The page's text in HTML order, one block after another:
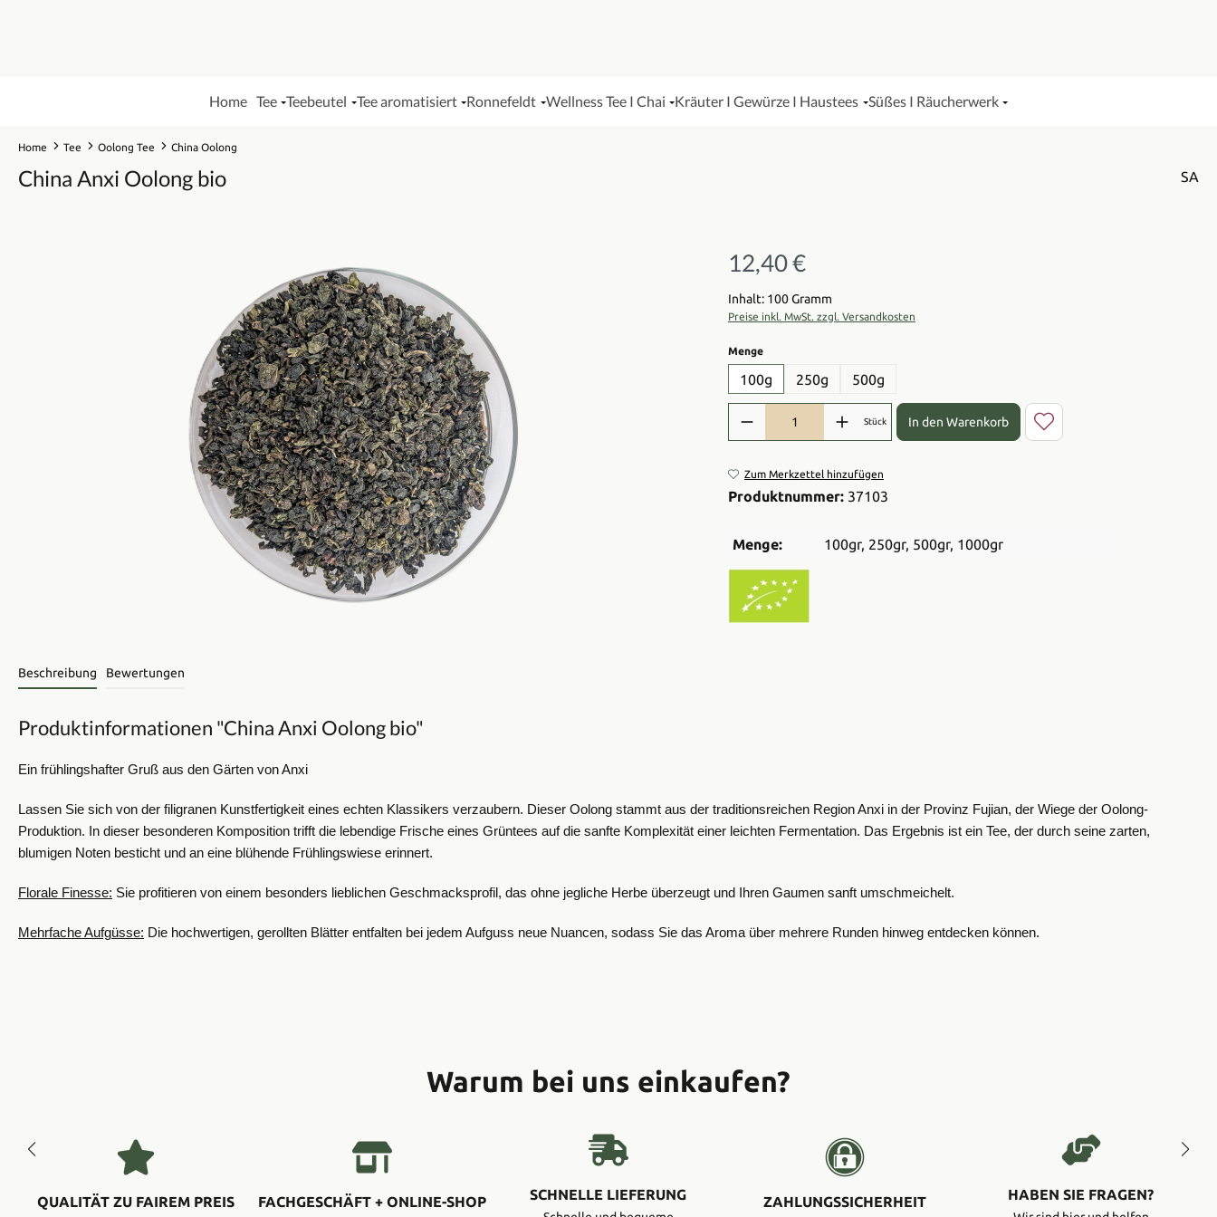
Home Tee Teebeutel Tee aromatisiert Ronnefeldt Wellness Tee I Chai Kräuter I Gewürze I Haustees Süßes I Räucherwerk
Home Tee Oolong Tee China Oolong
China Anxi Oolong bio SA
Regulärer Preis:
12,40 €
Inhalt: 100 Gramm
Preise inkl. MwSt. zzgl. Versandkosten
Mengeauswählen
100g 250g 500g
Produkt Anzahl: Gib den gewünschten Wert ein oder benutze die
Stück In den Warenkorb
Zum Merkzettel hinzufügen
Produktnummer: 37103
Menge: 100gr, 250gr, 500gr, 1000gr
Beschreibung Bewertungen
Produktinformationen "China Anxi Oolong bio"
Ein frühlingshafter Gruß aus den Gärten von Anxi
​Lassen Sie sich von der filigranen Kunstfertigkeit eines echten Klassikers verzaubern. Dieser Oolong stammt aus der traditionsreichen Region Anxi in der Provinz Fujian, der Wiege der Oolong-
Produktion. In dieser besonderen Komposition trifft die lebendige Frische eines Grüntees auf die sanfte Komplexität einer leichten Fermentation. Das Ergebnis ist ein Tee, der durch seine zarten,
blumigen Noten besticht und an eine blühende Frühlingswiese erinnert.
​Florale Finesse: Sie profitieren von einem besonders lieblichen Geschmacksprofil, das ohne jegliche Herbe überzeugt und Ihren Gaumen sanft umschmeichelt. ​
Mehrfache Aufgüsse: Die hochwertigen, gerollten Blätter entfalten bei jedem Aufguss neue Nuancen, sodass Sie das Aroma über mehrere Runden hinweg entdecken können.
Warum bei uns einkaufen?
QUALITÄT ZU FAIREM PREIS FACHGESCHÄFT + ONLINE-SHOP SCHNELLE LIEFERUNG ZAHLUNGSSICHERHEIT HABEN SIE FRAGEN?